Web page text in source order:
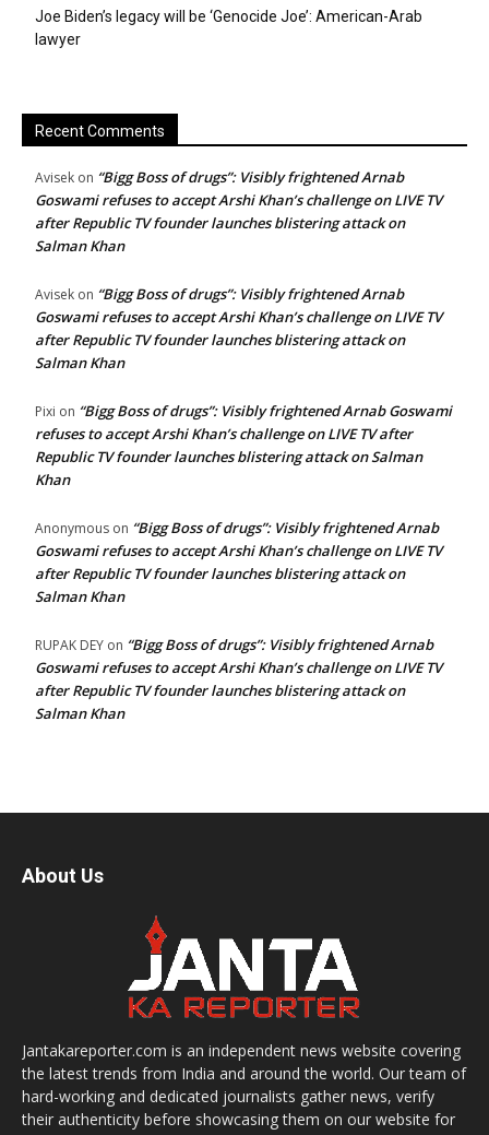
Joe Biden’s legacy will be ‘Genocide Joe’: American-Arab
lawyer
Recent Comments
Avisek on “Bigg Boss of drugs”: Visibly frightened Arnab
Goswami refuses to accept Arshi Khan’s challenge on LIVE TV
after Republic TV founder launches blistering attack on
Salman Khan
Avisek on “Bigg Boss of drugs”: Visibly frightened Arnab
Goswami refuses to accept Arshi Khan’s challenge on LIVE TV
after Republic TV founder launches blistering attack on
Salman Khan
Pixi on “Bigg Boss of drugs”: Visibly frightened Arnab Goswami
refuses to accept Arshi Khan’s challenge on LIVE TV after
Republic TV founder launches blistering attack on Salman
Khan
Anonymous on “Bigg Boss of drugs”: Visibly frightened Arnab
Goswami refuses to accept Arshi Khan’s challenge on LIVE TV
after Republic TV founder launches blistering attack on
Salman Khan
RUPAK DEY on “Bigg Boss of drugs”: Visibly frightened Arnab
Goswami refuses to accept Arshi Khan’s challenge on LIVE TV
after Republic TV founder launches blistering attack on
Salman Khan
About Us
Jantakareporter.com is an independent news website covering
the latest trends from India and around the world. Our team of
hard-working and dedicated journalists gather news, verify
their authenticity before showcasing them on our website for